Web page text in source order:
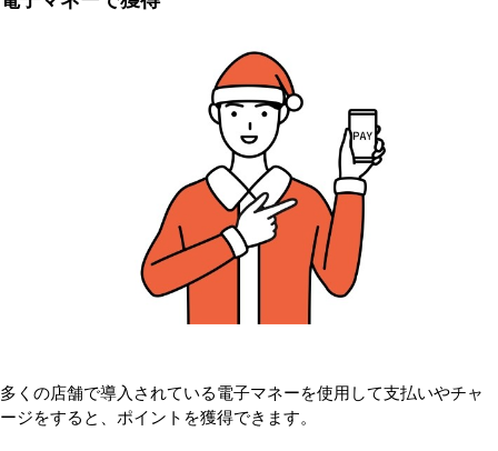
多くの店舗で導入されている電子マネーを使用して支払いやチャ
ージをすると、ポイントを獲得できます。